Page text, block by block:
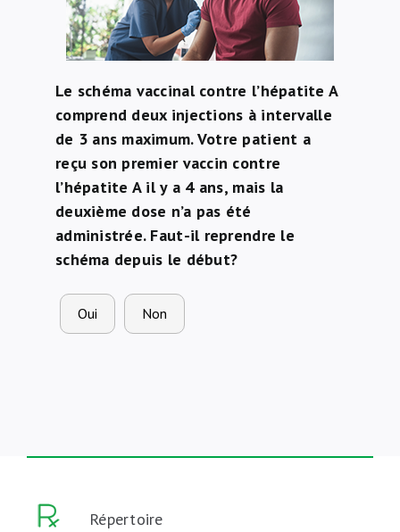
Le schéma vaccinal contre l’hépatite A
comprend deux injections à intervalle
de 3 ans maximum. Votre patient a
reçu son premier vaccin contre
l’hépatite A il y a 4 ans, mais la
deuxième dose n’a pas été
administrée. Faut-il reprendre le
schéma depuis le début?
Oui Non
Répertoire